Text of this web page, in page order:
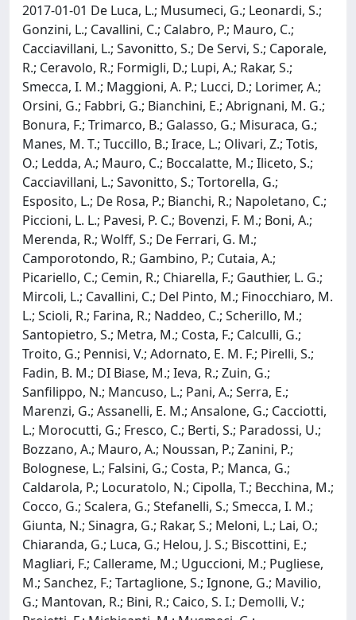
2017-01-01 De Luca, L.; Musumeci, G.; Leonardi, S.;
Gonzini, L.; Cavallini, C.; Calabro, P.; Mauro, C.;
Cacciavillani, L.; Savonitto, S.; De Servi, S.; Caporale,
R.; Ceravolo, R.; Formigli, D.; Lupi, A.; Rakar, S.;
Smecca, I. M.; Maggioni, A. P.; Lucci, D.; Lorimer, A.;
Orsini, G.; Fabbri, G.; Bianchini, E.; Abrignani, M. G.;
Bonura, F.; Trimarco, B.; Galasso, G.; Misuraca, G.;
Manes, M. T.; Tuccillo, B.; Irace, L.; Olivari, Z.; Totis,
O.; Ledda, A.; Mauro, C.; Boccalatte, M.; Iliceto, S.;
Cacciavillani, L.; Savonitto, S.; Tortorella, G.;
Esposito, L.; De Rosa, P.; Bianchi, R.; Napoletano, C.;
Piccioni, L. L.; Pavesi, P. C.; Bovenzi, F. M.; Boni, A.;
Merenda, R.; Wolff, S.; De Ferrari, G. M.;
Camporotondo, R.; Gambino, P.; Cutaia, A.;
Picariello, C.; Cemin, R.; Chiarella, F.; Gauthier, L. G.;
Mircoli, L.; Cavallini, C.; Del Pinto, M.; Finocchiaro, M.
L.; Scioli, R.; Farina, R.; Naddeo, C.; Scherillo, M.;
Santopietro, S.; Metra, M.; Costa, F.; Calculli, G.;
Troito, G.; Pennisi, V.; Adornato, E. M. F.; Pirelli, S.;
Fadin, B. M.; DI Biase, M.; Ieva, R.; Zuin, G.;
Sanfilippo, N.; Mancuso, L.; Pani, A.; Serra, E.;
Marenzi, G.; Assanelli, E. M.; Ansalone, G.; Cacciotti,
L.; Morocutti, G.; Fresco, C.; Berti, S.; Paradossi, U.;
Bozzano, A.; Mauro, A.; Noussan, P.; Zanini, P.;
Bolognese, L.; Falsini, G.; Costa, P.; Manca, G.;
Caldarola, P.; Locuratolo, N.; Cipolla, T.; Becchina, M.;
Cocco, G.; Scalera, G.; Stefanelli, S.; Smecca, I. M.;
Giunta, N.; Sinagra, G.; Rakar, S.; Meloni, L.; Lai, O.;
Chiaranda, G.; Luca, G.; Helou, J. S.; Biscottini, E.;
Magliari, F.; Callerame, M.; Uguccioni, M.; Pugliese,
M.; Sanchez, F.; Tartaglione, S.; Ignone, G.; Mavilio,
G.; Mantovan, R.; Bini, R.; Caico, S. I.; Demolli, V.;